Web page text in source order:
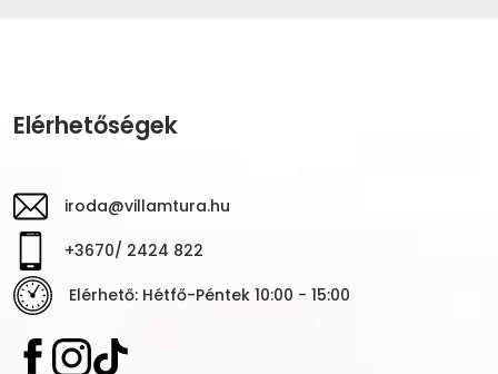
Elérhetőségek
iroda@villamtura.hu
+3670/ 2424 822
Elérhető: Hétfő-Péntek 10:00 - 15:00